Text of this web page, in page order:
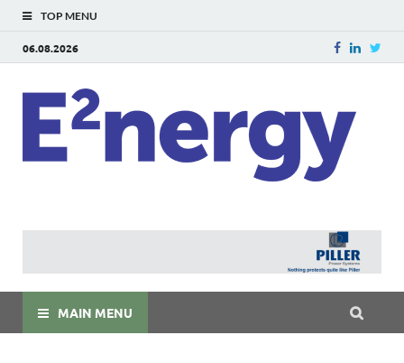
TOP MENU
06.08.2026
MAIN MENU